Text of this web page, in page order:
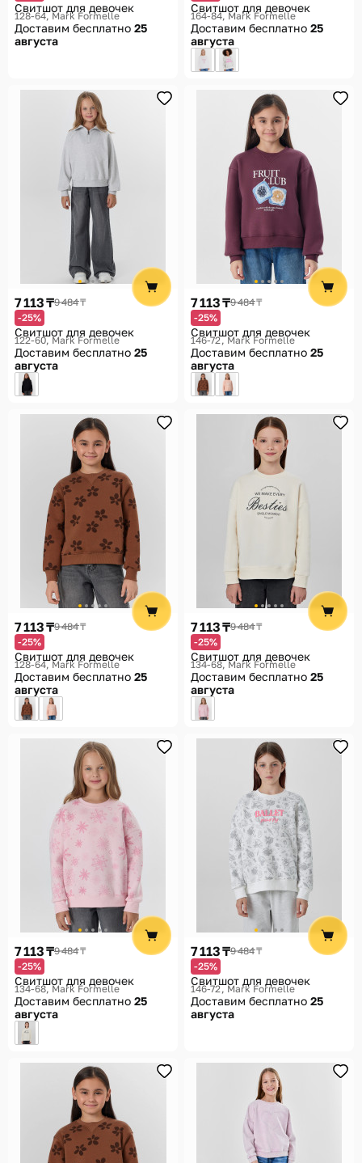
Свитшот для девочек
128-64 Mark Formelle
Доставим бесплатно 25
августа
Свитшот для девочек
164-84 Mark Formelle
Доставим бесплатно 25
августа
7 113 ₸9 484 ₸
-25%
Свитшот для девочек
122-60 Mark Formelle
Доставим бесплатно 25
августа
7 113 ₸9 484 ₸
-25%
Свитшот для девочек
146-72 Mark Formelle
Доставим бесплатно 25
августа
7 113 ₸9 484 ₸
-25%
Свитшот для девочек
128-64 Mark Formelle
Доставим бесплатно 25
августа
7 113 ₸9 484 ₸
-25%
Свитшот для девочек
134-68 Mark Formelle
Доставим бесплатно 25
августа
7 113 ₸9 484 ₸
-25%
Свитшот для девочек
134-68 Mark Formelle
Доставим бесплатно 25
августа
7 113 ₸9 484 ₸
-25%
Свитшот для девочек
146-72 Mark Formelle
Доставим бесплатно 25
августа